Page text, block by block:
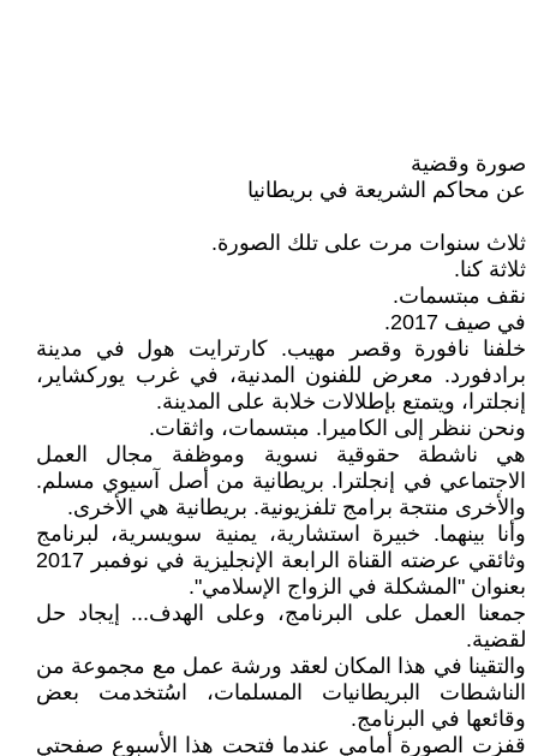
صورة وقضية
عن محاكم الشريعة في بريطانيا
ثلاث سنوات مرت على تلك الصورة.
ثلاثة كنا.
نقف مبتسمات.
في صيف 2017.
خلفنا نافورة وقصر مهيب. كارترايت هول في مدينة
برادفورد. معرض للفنون المدنية، في غرب يوركشاير،
إنجلترا، ويتمتع بإطلالات خلابة على المدينة.
ونحن ننظر إلى الكاميرا. مبتسمات، واثقات.
هي ناشطة حقوقية نسوية وموظفة مجال العمل
الاجتماعي في إنجلترا. بريطانية من أصل آسيوي مسلم.
والأخرى منتجة برامج تلفزيونية. بريطانية هي الأخرى.
وأنا بينهما. خبيرة استشارية، يمنية سويسرية، لبرنامج
وثائقي عرضته القناة الرابعة الإنجليزية في نوفمبر 2017
بعنوان "المشكلة في الزواج الإسلامي".
جمعنا العمل على البرنامج، وعلى الهدف... إيجاد حل
لقضية.
والتقينا في هذا المكان لعقد ورشة عمل مع مجموعة من
الناشطات البريطانيات المسلمات، اسُتخدمت بعض
وقائعها في البرنامج.
قفزت الصورة أمامي عندما فتحت هذا الأسبوع صفحتي